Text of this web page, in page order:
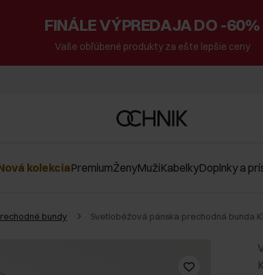
FINÁLE VÝPREDAJA DO -60%
Vaše obľúbené produkty za ešte lepšie ceny
kolekciaPremiumŽenyMužiKabelkyDoplnky a
bundy Svetlobéžová pánska prechodná bunda